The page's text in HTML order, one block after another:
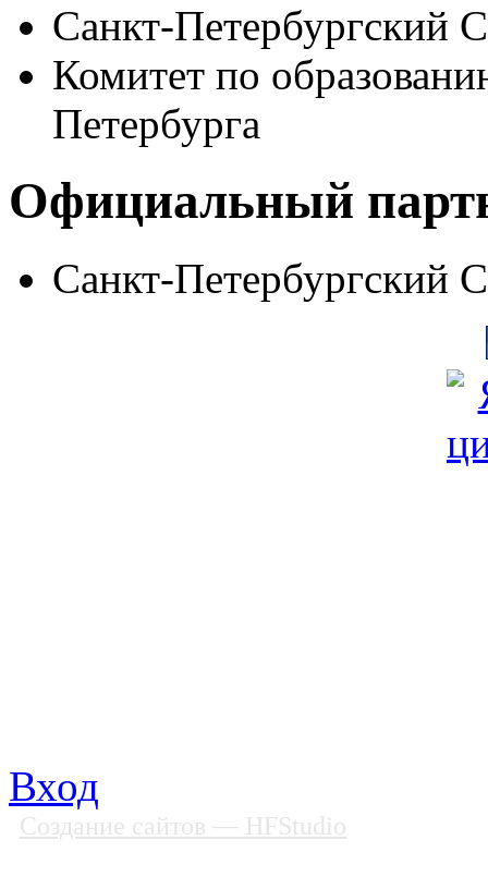
Санкт-Петербургский
Комитет по
Петербурга
Официальный
Санкт-Петербургский
Вход
Создание сайтов — HFStudio